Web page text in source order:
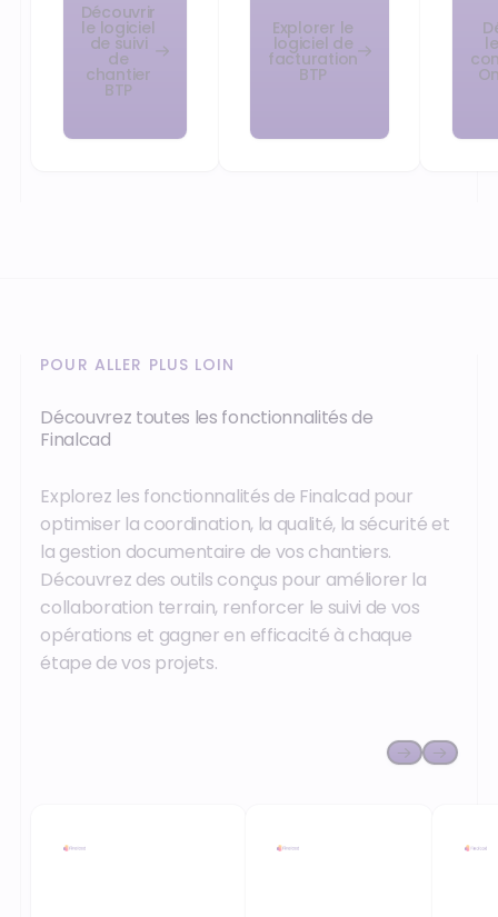
Découvrir
le logiciel
de suivi
de
chantier
BTP
Explorer le
logiciel de
facturation
BTP
POUR ALLER PLUS LOIN
Découvrez toutes les fonctionnalités de
Finalcad
Explorez les fonctionnalités de Finalcad pour
optimiser la coordination, la qualité, la sécurité et
la gestion documentaire de vos chantiers.
Découvrez des outils conçus pour améliorer la
collaboration terrain, renforcer le suivi de vos
opérations et gagner en efficacité à chaque
étape de vos projets.